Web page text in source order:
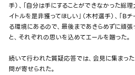
手）、「自分は手にすることができなかった総
イトルを是非獲ってほしい」（木村選手）、「B
る環境にあるので、最後まであきらめずに頑張
と、それぞれの思いを込めてエールを贈った。
続いて行われた質疑応答では、会見に集まっ
問が寄せられた。